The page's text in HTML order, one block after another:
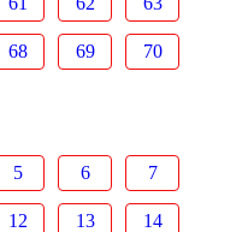
68 69 70
5 6 7
12 13 14